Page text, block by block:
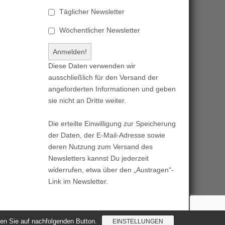
Täglicher Newsletter
Wöchentlicher Newsletter
Diese Daten verwenden wir
ausschließlich für den Versand der
angeforderten Informationen und geben
sie nicht an Dritte weiter.
Die erteilte Einwilligung zur Speicherung
der Daten, der E-Mail-Adresse sowie
deren Nutzung zum Versand des
Newsletters kannst Du jederzeit
widerrufen, etwa über den „Austragen“-
Link im Newsletter.
Sie auf nachfolgenden Button. EINSTELLUNGEN